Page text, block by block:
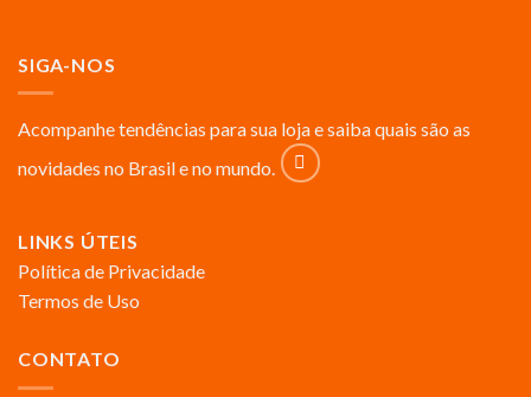
SIGA-NOS
Acompanhe tendências para sua loja e saiba quais são as
novidades no Brasil e no mundo.
LINKS ÚTEIS
Política de Privacidade
Termos de Uso
CONTATO